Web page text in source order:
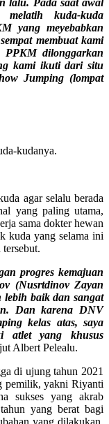
lalu. Pada saat awal
melatih kuda-kuda
yang meyebabkan
membuat kami
PPKM dilonggarkan
kami ikuti dari situ
Jumping (lompat
kudanya.
agar selalu berada
yang paling utama,
sama dokter hewan
kuda yang selama ini
progres kemajuan
(Nusrtdinov Zayan
baik dan sangat
Dan karena DNV
kelas atas, saya
atlet yang khusus
Albert Pelealu.
di ujung tahun 2021
pemilik, yakni Riyanti
sukses yang akrab
yang berat bagi
yang dilakukan,